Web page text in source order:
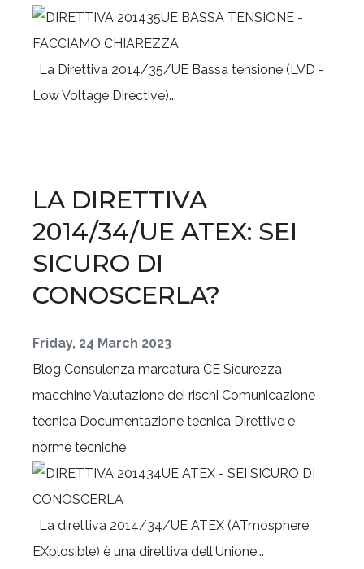
La Direttiva 2014/35/UE Bassa tensione (LVD -
Low Voltage Directive)...
LA DIRETTIVA
2014/34/UE ATEX: SEI
SICURO DI
CONOSCERLA?
Friday, 24 March 2023
Blog Consulenza marcatura CE Sicurezza
macchineValutazione dei rischi Comunicazione
tecnica Documentazione tecnica Direttive e
norme tecniche
La direttiva 2014/34/UE ATEX (ATmosphere
EXplosible) è una direttiva dell'Unione...